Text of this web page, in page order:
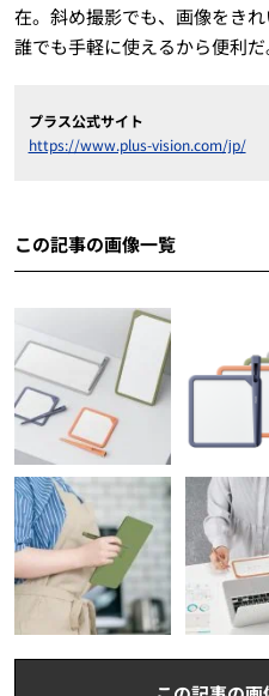
在。斜め撮影でも、画像をきれ
誰でも手軽に使えるから便利だ
プラス公式サイト
https://www.plus-vision.com/jp/
この記事の画像一覧